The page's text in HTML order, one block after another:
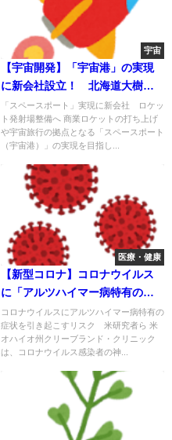
宇宙
【宇宙開発】「宇宙港」の実現
に新会社設立！ 北海道大樹町
にロケット発射場整備へ 2025
年目標
「スペースポート」実現に新会社 ロケッ
ト発射場整備へ 商業ロケットの打ち上げ
や宇宙旅行の拠点となる「スペースポート
（宇宙港）」の実現を目指し...
医療・健康
【新型コロナ】コロナウイルス
に「アルツハイマー病特有の症
状を引き起こす」リスクが！？
コロナウイルスにアルツハイマー病特有の
症状を引き起こすリスク 米研究者ら 米
オハイオ州クリーブランド・クリニック
は、コロナウイルス感染者の神...